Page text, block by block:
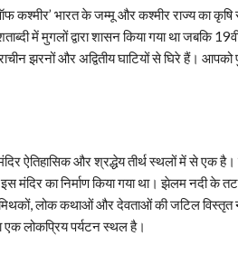
कश्मीर’ भारत के जम्मू और कश्मीर राज्‍य का कृषि
में मुगलों द्वारा शासन किया गया था जबकि
झरनों और अद्वितीय घाटियों से घिरे हैं।
ऐतिहासिक और श्रद्धेय तीर्थ स्थलों में से एक है।
इस मंदिर का निर्माण किया गया था। झेलम नदी
मिथकों, लोक कथाओं और देवताओं की जटिल
लोकप्रिय पर्यटन स्थल है।